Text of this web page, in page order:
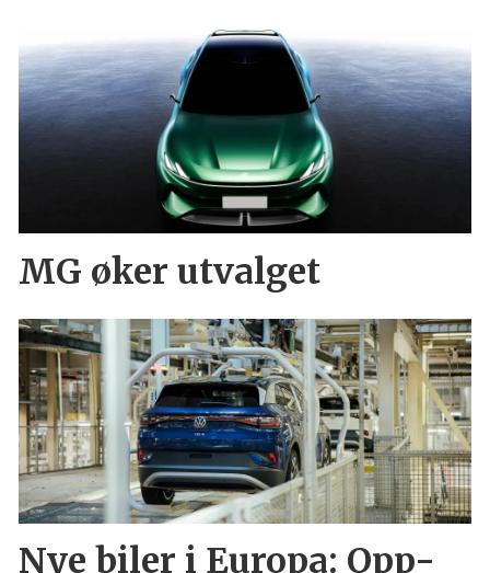
MG øker utvalget
Nye biler i Europa: Opp-